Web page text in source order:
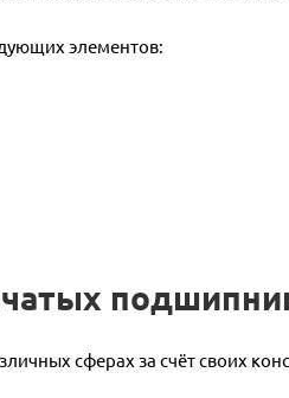
элементов:
сферах за счёт своих